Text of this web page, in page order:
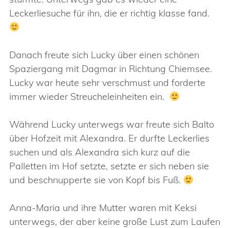
Leckerliesuche für ihn, die er richtig klasse fand.
Danach freute sich Lucky über einen schönen
Spaziergang mit Dagmar in Richtung Chiemsee.
Lucky war heute sehr verschmust und forderte
immer wieder Streucheleinheiten ein.
Während Lucky unterwegs war freute sich Balto
über Hofzeit mit Alexandra. Er durfte Leckerlies
suchen und als Alexandra sich kurz auf die
Palletten im Hof setzte, setzte er sich neben sie
und beschnupperte sie von Kopf bis Fuß.
Anna-Maria und ihre Mutter waren mit Keksi
unterwegs, der aber keine große Lust zum Laufen